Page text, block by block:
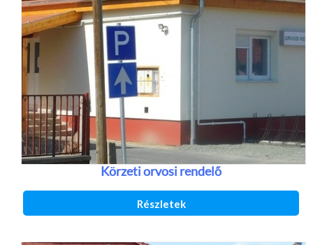
Körzeti orvosi rendelő
Részletek